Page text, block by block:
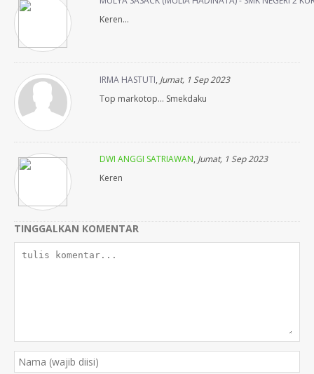
Keren…
IRMA HASTUTI, Jumat, 1 Sep 2023
Top markotop… Smekdaku
DWI ANGGI SATRIAWAN, Jumat, 1 Sep 2023
Keren
TINGGALKAN KOMENTAR